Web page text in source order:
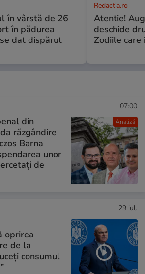
în vârstă de 26
în pădurea
dat dispărut
Redactia.ro
Atentie!
deschide
Zodiile care
Analiză
07:00
din
răzgândire
Barna
unor
de
29 iul.
oprirea
de la
consumul